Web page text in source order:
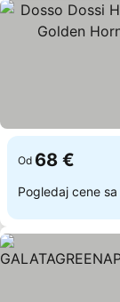
Od 68 €
Pogledaj cene sa